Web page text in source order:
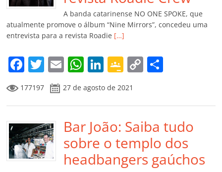
k ss
ro
o
m
ar
A banda catarinense NO ONE SPOKE, que
atualmente promove o álbum “Nine Mirrors”, concedeu uma
entrevista para a revista Roadie […]
F
a
c
e
b
o
o
T
w
itt
er
E
m
ai
l
W
at
s
A
p
p
Li
n
k
e
dI
n
G
o
o
gl
e
Cl
a
C
y
Li
n
k
p
ar
til
h
177197 27 de agosto de 2021
Bar João: Saiba tudo
sobre o templo dos
headbangers gaúchos